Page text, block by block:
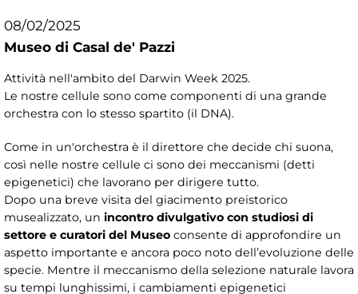
08/02/2025
Museo di Casal de' Pazzi
Attività nell'ambito del Darwin Week 2025.
Le nostre cellule sono come componenti di una grande
orchestra con lo stesso spartito (il DNA).
Come in un'orchestra è il direttore che decide chi suona,
così nelle nostre cellule ci sono dei meccanismi (detti
epigenetici) che lavorano per dirigere tutto.
Dopo una breve visita del giacimento preistorico
musealizzato, un incontro divulgativo con studiosi di
settore e curatori del Museo consente di approfondire un
aspetto importante e ancora poco noto dell’evoluzione delle
specie. Mentre il meccanismo della selezione naturale lavora
su tempi lunghissimi, i cambiamenti epigenetici